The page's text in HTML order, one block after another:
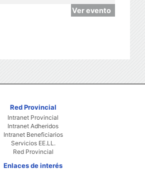
Ver evento
Red Provincial
Intranet Provincial
Intranet Adheridos
Intranet Beneficiarios
Servicios EE.LL.
Red Provincial
Enlaces de interés